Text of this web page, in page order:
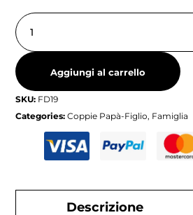
Aggiungi al carrello
SKU: FD19
Categories:Coppie Papà-Figlio, Famiglia
Descrizione